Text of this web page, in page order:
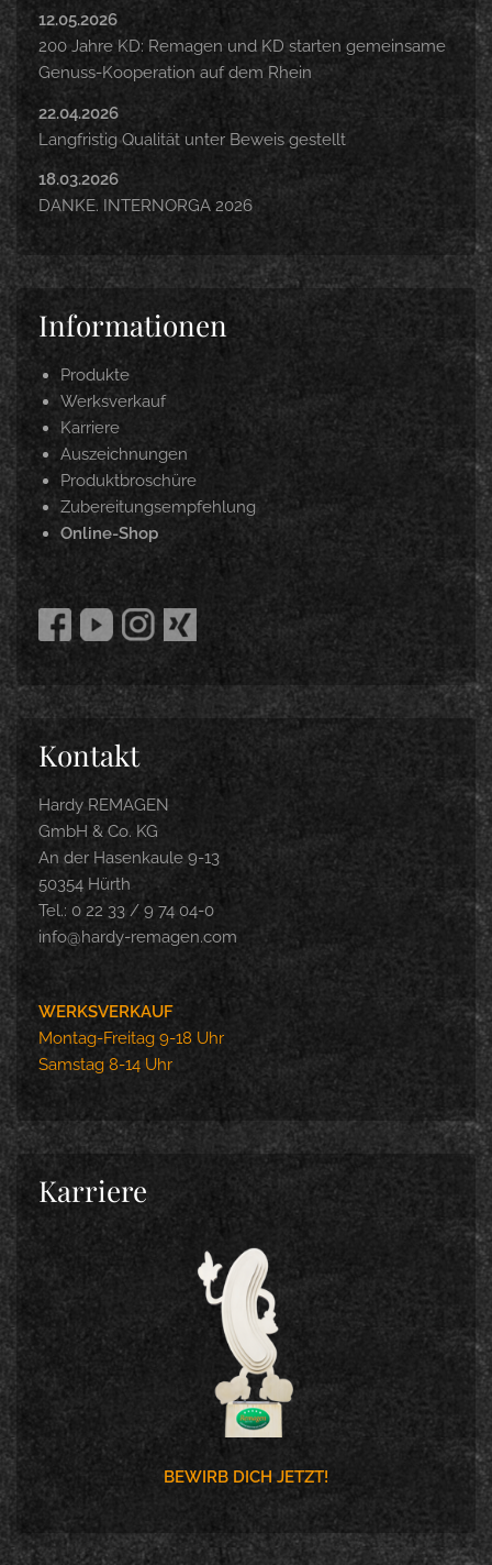
12.05.2026
200 Jahre KD: Remagen und KD starten gemeinsame
Genuss-Kooperation auf dem Rhein
22.04.2026
Langfristig Qualität unter Beweis gestellt
18.03.2026
DANKE. INTERNORGA 2026
Informationen
Produkte
Werksverkauf
Karriere
Auszeichnungen
Produktbroschüre
Zubereitungsempfehlung
Online-Shop
Kontakt
Hardy REMAGEN
GmbH & Co. KG
An der Hasenkaule 9-13
50354 Hürth
Tel.: 0 22 33 / 9 74 04-0
info@hardy-remagen.com
WERKSVERKAUF
Montag-Freitag 9-18 Uhr
Samstag 8-14 Uhr
Karriere
BEWIRB DICH JETZT!